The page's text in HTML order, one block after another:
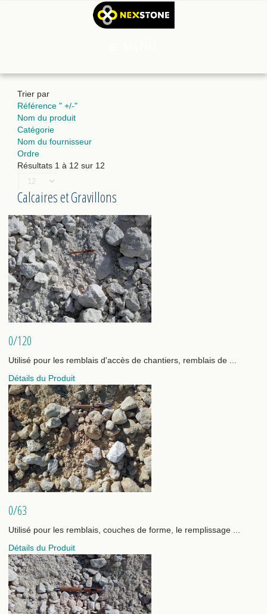
Trier par
Référence " +/-"
Nom du produit
Catégorie
Nom du fournisseur
Ordre
Résultats 1 à 12 sur 12
Calcaires et Gravillons
0/120
Utilisé pour les remblais d'accès de chantiers, remblais de ...
Détails du Produit
0/63
Utilisé pour les remblais, couches de forme, le remplissage ...
Détails du Produit